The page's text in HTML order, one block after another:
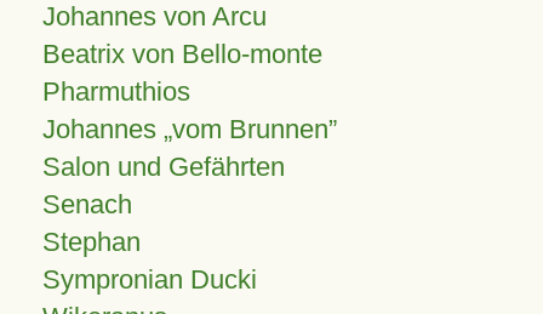
Johannes von Arcu
Beatrix von Bello-monte
Pharmuthios
Johannes vom Brunnen
Salon und Gefährten
Senach
Stephan
Sympronian Ducki